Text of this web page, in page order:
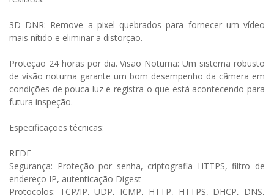
3D DNR: Remove a pixel quebrados para fornecer um vídeo
mais nítido e eliminar a distorção.
Proteção 24 horas por dia. Visão Noturna: Um sistema robusto
de visão noturna garante um bom desempenho da câmera em
condições de pouca luz e registra o que está acontecendo para
futura inspeção.
Especificações técnicas:
REDE
Segurança: Proteção por senha, criptografia HTTPS, filtro de
endereço IP, autenticação Digest
Protocolos: TCP/IP, UDP, ICMP, HTTP, HTTPS, DHCP, DNS,